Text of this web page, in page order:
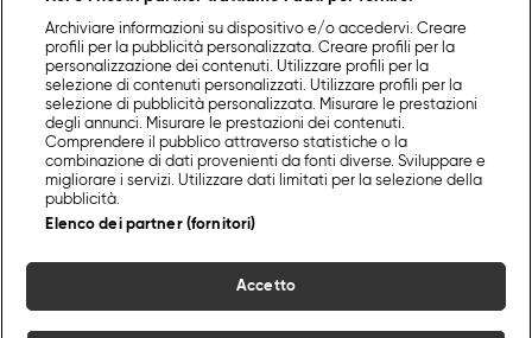
Archiviare informazioni su dispositivo e/o accedervi. Creare
profili per la pubblicità personalizzata. Creare profili per la
personalizzazione dei contenuti. Utilizzare profili per la
selezione di contenuti personalizzati. Utilizzare profili per la
selezione di pubblicità personalizzata. Misurare le prestazioni
degli annunci. Misurare le prestazioni dei contenuti.
Comprendere il pubblico attraverso statistiche o la
combinazione di dati provenienti da fonti diverse. Sviluppare e
migliorare i servizi. Utilizzare dati limitati per la selezione della
pubblicità.
Elenco dei partner (fornitori)
Accetto